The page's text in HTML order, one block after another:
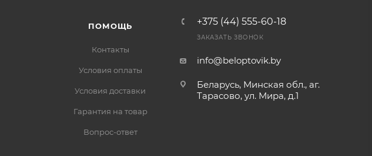
ПОМОЩЬ
Контакты
Условия оплаты
Условия доставки
Гарантия на товар
Вопрос-ответ
+375 (44) 555-60-18
ЗАКАЗАТЬ ЗВОНОК
info@beloptovik.by
Беларусь, Минская обл., аг.
Тарасово, ул. Мира, д.1